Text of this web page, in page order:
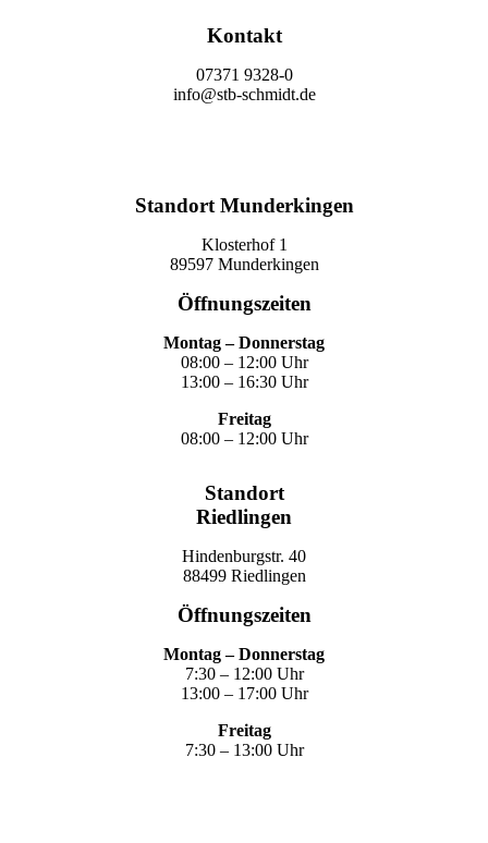
Kontakt
07371 9328-0
info@stb-schmidt.de
Standort Munderkingen
Klosterhof 1
89597 Munderkingen
Öffnungszeiten
Montag – Donnerstag
08:00 – 12:00 Uhr
13:00 – 16:30 Uhr
Freitag
08:00 – 12:00 Uhr
Standort
Riedlingen
Hindenburgstr. 40
88499 Riedlingen
Öffnungszeiten
Montag – Donnerstag
7:30 – 12:00 Uhr
13:00 – 17:00 Uhr
Freitag
7:30 – 13:00 Uhr